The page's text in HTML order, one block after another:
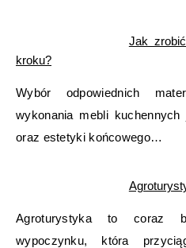
Jak
kroku?
Wybór odpowiednich
wykonania mebli
oraz estetyki końcowego…
Agroturystyka to coraz
wypoczynku, która